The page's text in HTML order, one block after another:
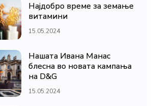
Најдобро време за земање
витамини
15.05.2024
Нашата Ивана Манас
блесна во новата кампања
на D&G
15.05.2024